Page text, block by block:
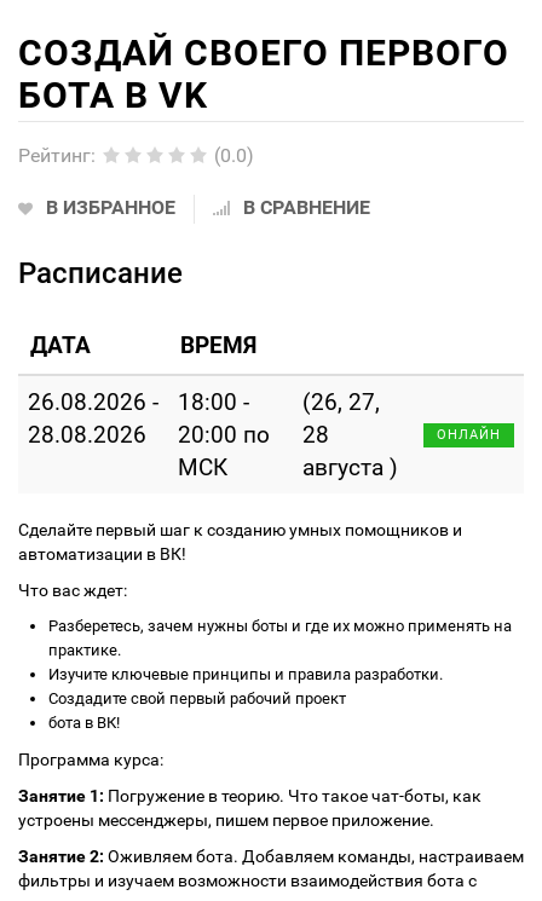
СОЗДАЙ СВОЕГО ПЕРВОГО
БОТА В VK
Рейтинг: (0.0)
В ИЗБРАННОЕ В СРАВНЕНИЕ
Расписание
ДАТА ВРЕМЯ
26.08.2026 -
28.08.2026
18:00 -
20:00 по
МСК
(26, 27,
28
августа )
ОНЛАЙН
Сделайте первый шаг к созданию умных помощников и
автоматизации в ВК!
Что вас ждет:
Разберетесь, зачем нужны боты и где их можно применять на
практике.
Изучите ключевые принципы и правила разработки.
Создадите свой первый рабочий проект
бота в ВК!
Программа курса:
Занятие 1: Погружение в теорию. Что такое чат-боты, как
устроены мессенджеры, пишем первое приложение.
Занятие 2: Оживляем бота. Добавляем команды, настраиваем
фильтры и изучаем возможности взаимодействия бота с